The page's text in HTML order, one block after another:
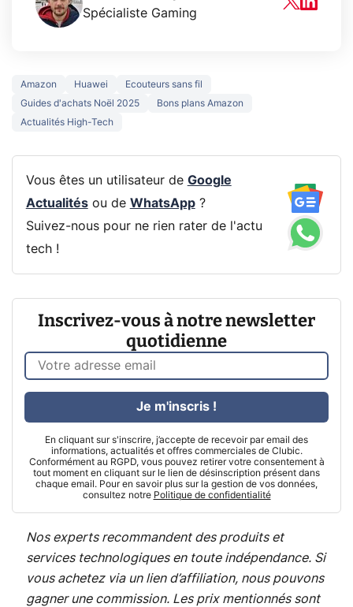
Spécialiste Gaming
Amazon Huawei
Ecouteurs sans fil
Guides d'achats Noël 2025
Bons plans Amazon
Actualités High-Tech
Vous êtes un utilisateur de Google
Actualitésou de WhatsApp?
Suivez-nous pour ne rien rater de l'actu
tech !
Inscrivez-vous à notre newsletter
quotidienne
En cliquant sur s'inscrire, j’accepte de recevoir par email des
informations, actualités et offres commerciales de Clubic.
Conformément au RGPD, vous pouvez retirer votre consentement à
tout moment en cliquant sur le lien de désinscription présent dans
chaque email. Pour en savoir plus sur la gestion de vos données,
consultez notre Politique de confidentialité
Je m'inscris !
Nos experts recommandent des produits et
services technologiques en toute indépendance. Si
vous achetez via un lien d’affiliation, nous pouvons
gagner une commission. Les prix mentionnés sont